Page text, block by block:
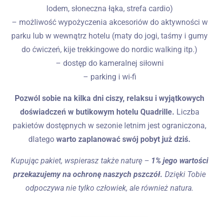
lodem, słoneczna łąka, strefa cardio)
– możliwość wypożyczenia akcesoriów do aktywności w
parku lub w wewnątrz hotelu (maty do jogi, taśmy i gumy
do ćwiczeń, kije trekkingowe do nordic walking itp.)
– dostęp do kameralnej siłowni
– parking i wi-fi
Pozwól sobie na kilka dni ciszy, relaksu i wyjątkowych
doświadczeń w butikowym hotelu Quadrille. Liczba
pakietów dostępnych w sezonie letnim jest ograniczona,
dlatego warto zaplanować swój pobyt już dziś.
Kupując pakiet, wspierasz także naturę – 1% jego wartości
przekazujemy na ochronę naszych pszczół. Dzięki Tobie
odpoczywa nie tylko człowiek, ale również natura.